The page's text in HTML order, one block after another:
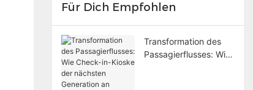
Für Dich Empfohlen
Transformation des
Passagierflusses: Wie